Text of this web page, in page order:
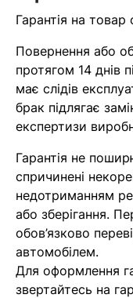
Помилка:
знайдена.
Гарантія на товар
Повернення або
протягом 14 днів
має слідів
брак підлягає
експертизи
Гарантія не
спричинені
недотриманням
або зберігання.
обов’язково
автомобілем.
Для оформлення
звертайтесь на